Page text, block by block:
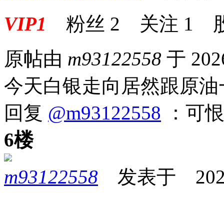
VIP1 粉丝 2 关注 1
原帖由 m93122558 于
今天白银走向居然跟原油
回复 @m93122558 ：可
6楼
m93122558 发表于